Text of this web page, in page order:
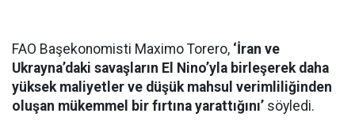
FAO Başekonomisti Maximo Torero, ‘İran ve
Ukrayna’daki savaşların El Nino’yla birleşerek daha
yüksek maliyetler ve düşük mahsul verimliliğinden
oluşan mükemmel bir fırtına yarattığını’ söyledi.